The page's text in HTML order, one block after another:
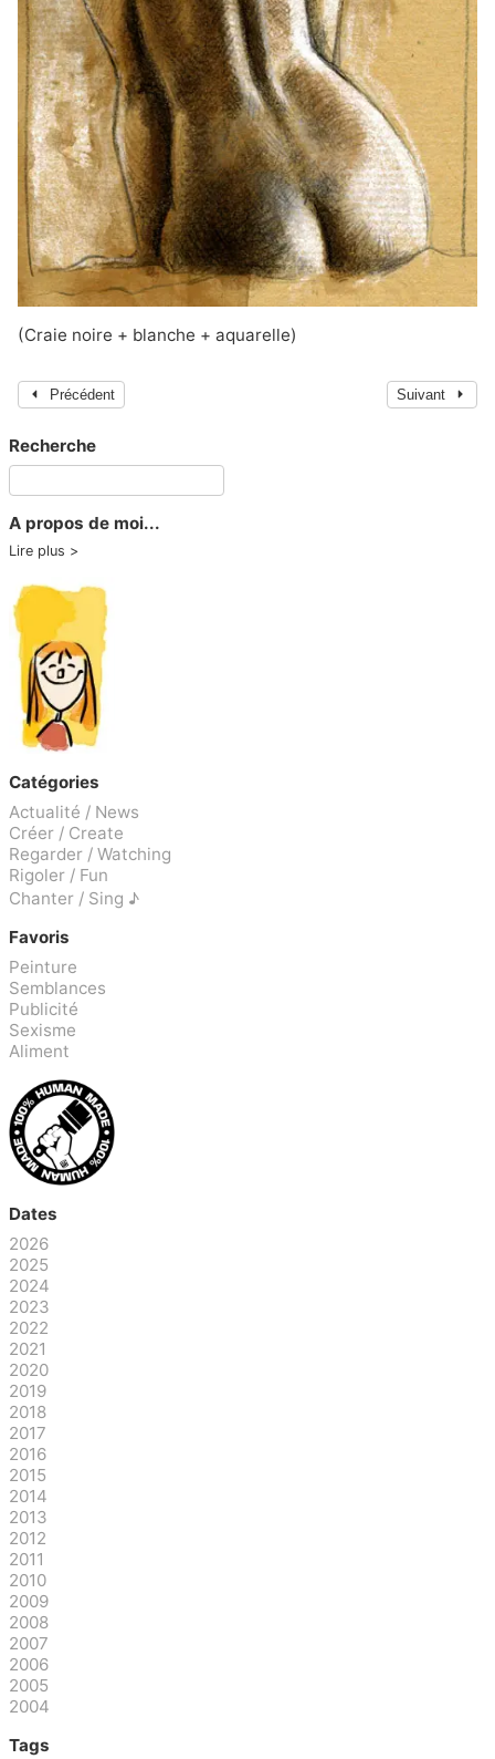
(Craie noire + blanche + aquarelle)
Précédent Suivant
Recherche
A propos de moi...
Lire plus
Catégories
Actualité / News
Créer / Create
Regarder / Watching
Rigoler / Fun
Chanter / Sing ♪
Favoris
Peinture
Semblances
Publicité
Sexisme
Aliment
Dates
2026
2025
2024
2023
2022
2021
2020
2019
2018
2017
2016
2015
2014
2013
2012
2011
2010
2009
2008
2007
2006
2005
2004
Tags